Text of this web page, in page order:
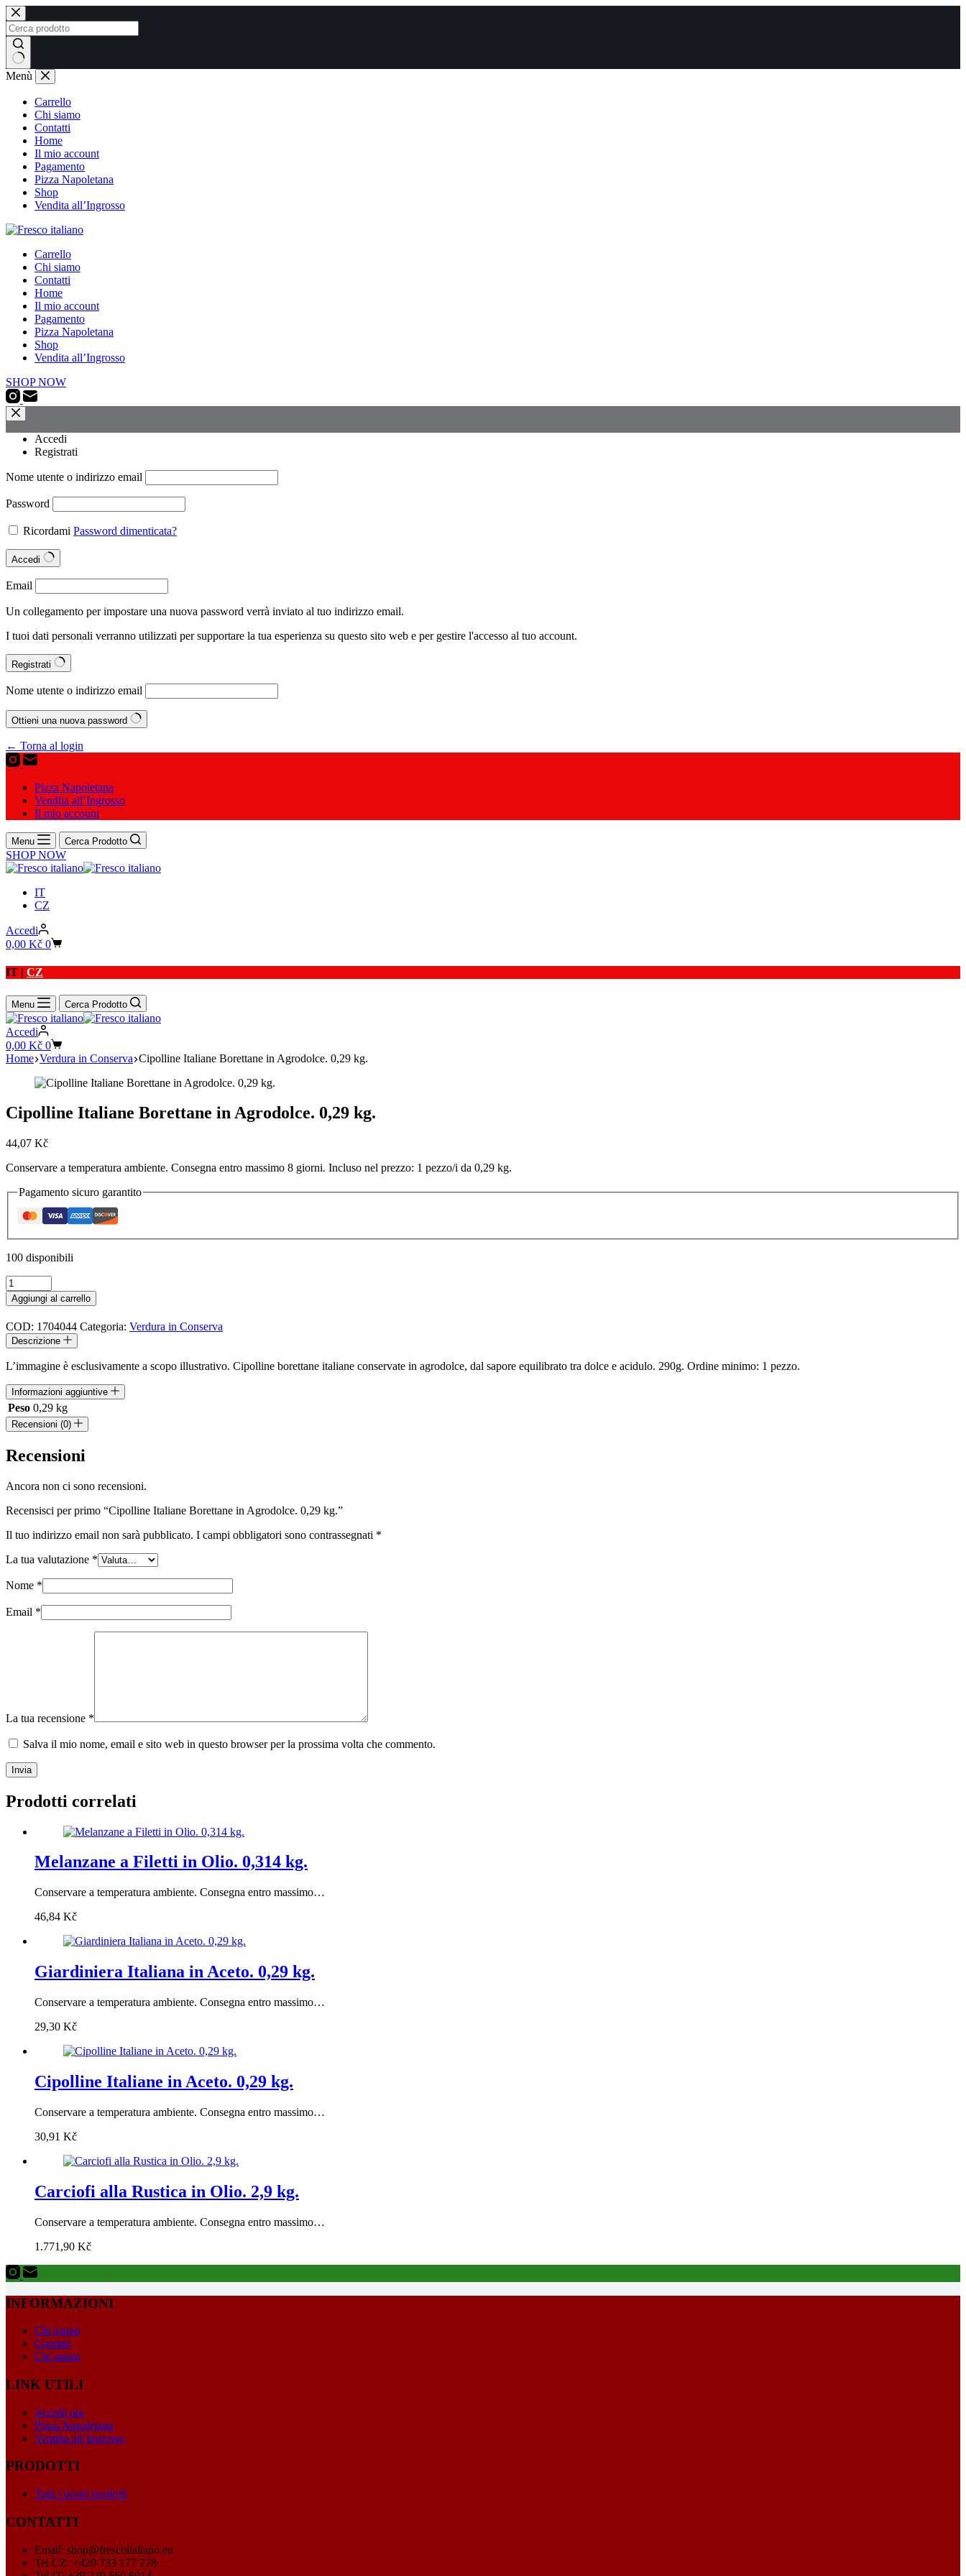
Salta
al
contenuto
Nessun
risultato
Menù
Carrello
Chi siamo
Contatti
Home
Il mio account
Pagamento
Pizza Napoletana
Shop
Vendita all’Ingrosso
Carrello
Chi siamo
Contatti
Home
Il mio account
Pagamento
Pizza Napoletana
Shop
Vendita all’Ingrosso
SHOP NOW
Accedi
Registrati
Nome utente o indirizzo email
Password
Ricordami Password dimenticata?
Accedi
Email
Un collegamento per impostare una nuova password verrà inviato al tuo indirizzo email.
I tuoi dati personali verranno utilizzati per supportare la tua esperienza su questo sito web e per gestire l'accesso al tuo account.
Registrati
Nome utente o indirizzo email
Ottieni una nuova password
← Torna al login
Pizza Napoletana
Vendita all’Ingrosso
Il mio account
Menu Cerca Prodotto
SHOP NOW
IT
CZ
Accedi
Carrello
0,00 Kč 0
IT | CZ
Menu Cerca Prodotto
Accedi
Carrello
0,00 Kč 0
Home Verdura in Conserva Cipolline Italiane Borettane in Agrodolce. 0,29 kg.
Cipolline Italiane Borettane in Agrodolce. 0,29 kg.
44,07 Kč
Conservare a temperatura ambiente. Consegna entro massimo 8 giorni. Incluso nel prezzo: 1 pezzo/i da 0,29 kg.
Pagamento sicuro garantito
100 disponibili
Cipolline
Italiane
Borettane
in
Agrodolce.
0,29
quantità
Aggiungi al carrello
COD: 1704044 Categoria: Verdura in Conserva
Descrizione
L’immagine è esclusivamente a scopo illustrativo. Cipolline borettane italiane conservate in agrodolce, dal sapore equilibrato tra dolce e acidulo. 290g. Ordine minimo: 1 pezzo.
Informazioni aggiuntive
Peso 0,29 kg
Recensioni (0)
Recensioni
Ancora non ci sono recensioni.
Recensisci per primo “Cipolline Italiane Borettane in Agrodolce. 0,29 kg.”
Il tuo indirizzo email non sarà pubblicato. I campi obbligatori sono contrassegnati *
La tua valutazione *
Nome *
Email *
La tua recensione *
Salva il mio nome, email e sito web in questo browser per la prossima volta che commento.
Invia
Prodotti correlati
Melanzane a Filetti in Olio. 0,314 kg.
Conservare a temperatura ambiente. Consegna entro massimo…
46,84 Kč
Giardiniera Italiana in Aceto. 0,29 kg.
Conservare a temperatura ambiente. Consegna entro massimo…
29,30 Kč
Cipolline Italiane in Aceto. 0,29 kg.
Conservare a temperatura ambiente. Consegna entro massimo…
30,91 Kč
Carciofi alla Rustica in Olio. 2,9 kg.
Conservare a temperatura ambiente. Consegna entro massimo…
1.771,90 Kč
INFORMAZIONI
Chi siamo
Contatti
Chi siamo
LINK UTILI
Accedi ora
Pizza Napoletana
Vendita all’Ingrosso
PRODOTTI
Tutti i nostri prodotti
CONTATTI
Email: shop@frescoitaliano.eu
Tel CZ: +420 733 177 278